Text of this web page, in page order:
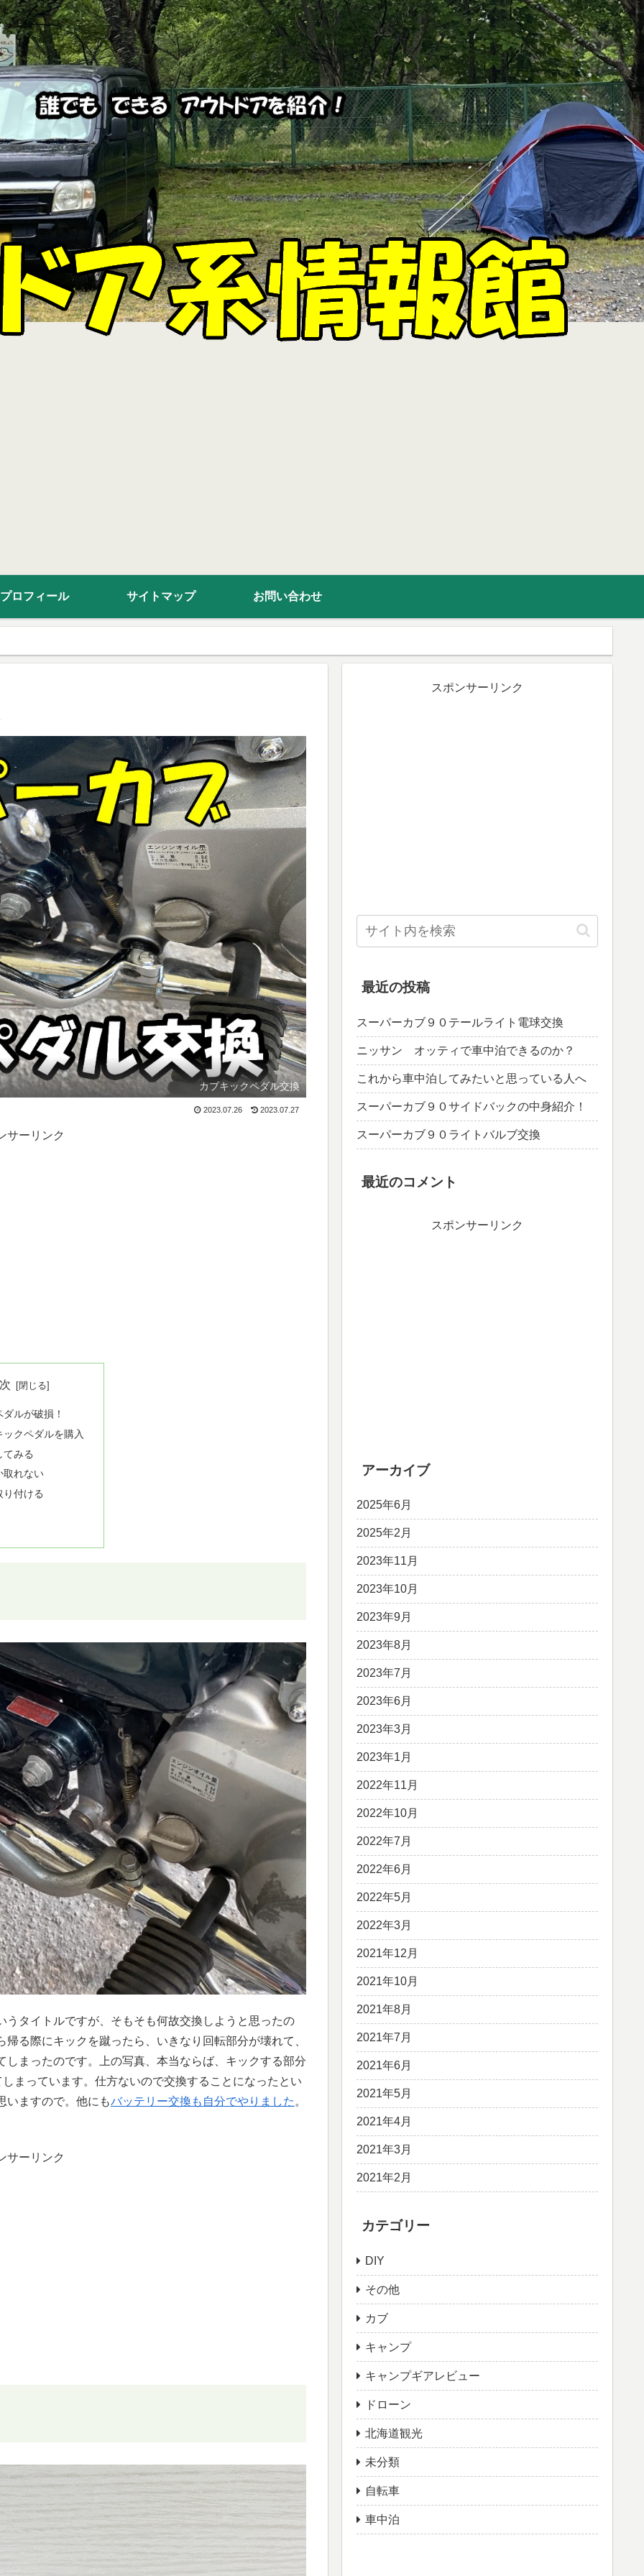
プロフィール サイトマップ お問い合わせ
カブキックペダル交換
2023.07.26 2023.07.27
サーリンク
ルが破損！
ックペダルを購入
てみる
取れない
り付ける
タイトルですが、そもそも何故交換しようと思ったの
る際にキックを蹴ったら、いきなり回転部分が壊れて、
まったのです。上の写真、本当ならば、キックする部分
まっています。仕方ないので交換することになったとい
いますので。他にもバッテリー交換も自分でやりました 。
サーリンク
スポンサーリンク
最近の投稿
スーパーカブ９０テールライト電球交換
ニッサン オッティで車中泊できるのか？
これから車中泊してみたいと思っている人へ
スーパーカブ９０サイドバックの中身紹介！
スーパーカブ９０ライトバルブ交換
最近のコメント
スポンサーリンク
アーカイブ
2025年6月
2025年2月
2023年11月
2023年10月
2023年9月
2023年8月
2023年7月
2023年6月
2023年3月
2023年1月
2022年11月
2022年10月
2022年7月
2022年6月
2022年5月
2022年3月
2021年12月
2021年10月
2021年8月
2021年7月
2021年6月
2021年5月
2021年4月
2021年3月
2021年2月
カテゴリー
DIY
その他
カブ
キャンプ
キャンプギアレビュー
ドローン
北海道観光
未分類
自転車
車中泊